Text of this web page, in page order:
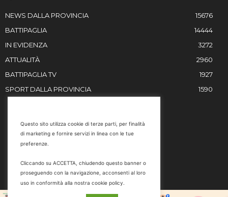
NEWS DALLA PROVINCIA
15676
BATTIPAGLIA
14444
IN EVIDENZA
3272
ATTUALITÀ
2960
BATTIPAGLIA TV
1927
SPORT DALLA PROVINCIA
1590
Email
marketing@battipaglia1929.it
carminegaldi@virgilio.it
Questo sito utilizza cookie di terze parti, per finalità
di marketing e fornire servizi in linea con le tue
preferenze.
Cliccando su ACCETTA, chiudendo questo banner o
proseguendo con la navigazione, acconsenti al loro
uso in conformità alla nostra cookie policy.